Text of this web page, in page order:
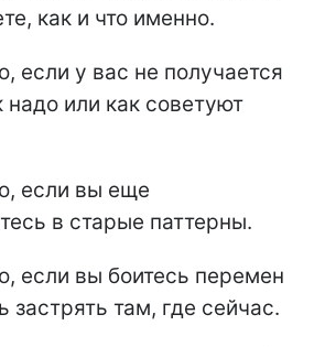
как и что именно.
если у вас не получается
надо или как советуют
если вы еще
в старые паттерны.
если вы боитесь перемен
застрять там, где сейчас.